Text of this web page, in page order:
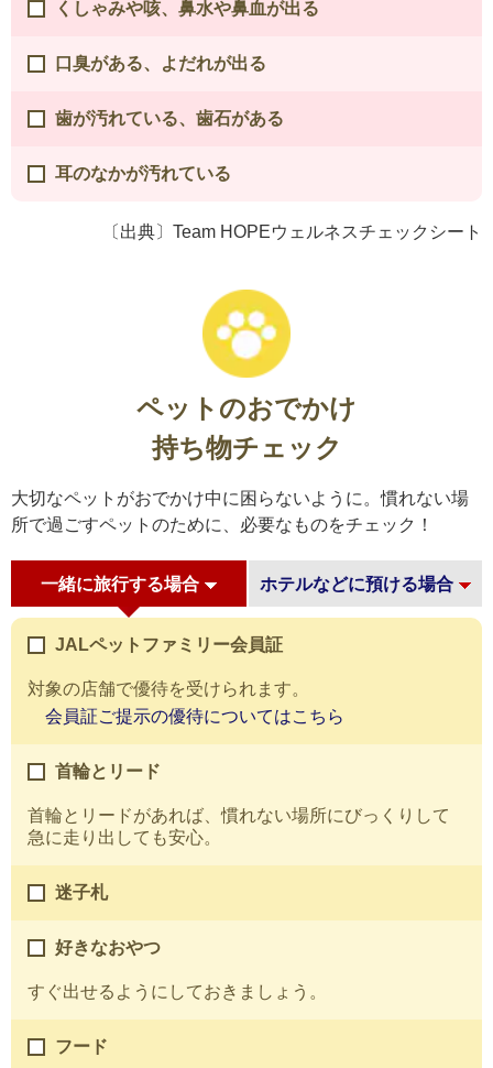
くしゃみや咳、鼻水や鼻血が出る
口臭がある、よだれが出る
歯が汚れている、歯石がある
耳のなかが汚れている
〔出典〕Team HOPEウェルネスチェックシート
ペットのおでかけ
持ち物チェック
大切なペットがおでかけ中に困らないように。慣れない場
所で過ごすペットのために、必要なものをチェック！
一緒に旅行する場合 ホテルなどに預ける場合
JALペットファミリー会員証
対象の店舗で優待を受けられます。
会員証ご提示の優待についてはこちら
首輪とリード
首輪とリードがあれば、慣れない場所にびっくりして
急に走り出しても安心。
迷子札
好きなおやつ
すぐ出せるようにしておきましょう。
フード